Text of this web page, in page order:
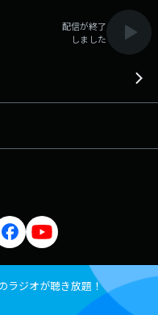
配信が終了
しました
ラジオが聴き放題！